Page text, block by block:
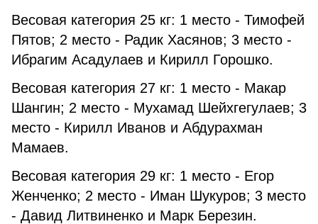
Весовая категория 25 кг: 1 место - Тимофей
Пятов; 2 место - Радик Хасянов; 3 место -
Ибрагим Асадулаев и Кирилл Горошко.
Весовая категория 27 кг: 1 место - Макар
Шангин; 2 место - Мухамад Шейхгегулаев; 3
место - Кирилл Иванов и Абдурахман
Мамаев.
Весовая категория 29 кг: 1 место - Егор
Женченко; 2 место - Иман Шукуров; 3 место
- Давид Литвиненко и Марк Березин.